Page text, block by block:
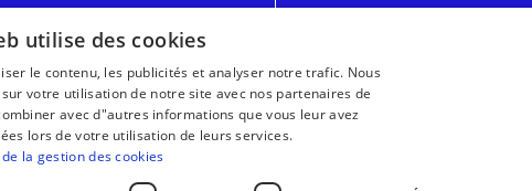
utilise des cookies
le contenu, les publicités et analyser notre trafic. Nous
votre utilisation de notre site avec nos partenaires de
avec d"autres informations que vous leur avez
lors de votre utilisation de leurs services.
la gestion des cookies